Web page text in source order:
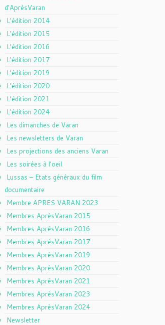
d'AprèsVaran
L'édition 2014
L'édition 2015
L'édition 2016
L'édition 2017
L'édition 2019
L'édition 2020
L'édition 2021
L'édition 2024
Les dimanches de Varan
Les newsletters de Varan
Les projections des anciens Varan
Les soirées à l'oeil
Lussas – Etats généraux du film
documentaire
Membre APRES VARAN 2023
Membres AprèsVaran 2015
Membres AprèsVaran 2016
Membres AprèsVaran 2017
Membres AprèsVaran 2019
Membres AprèsVaran 2020
Membres AprèsVaran 2021
Membres AprèsVaran 2023
Membres AprèsVaran 2024
Newsletter